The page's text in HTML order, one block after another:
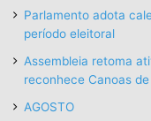
Parlamento adota
período eleitoral
Assembleia retoma
reconhece Canoas
AGOSTO